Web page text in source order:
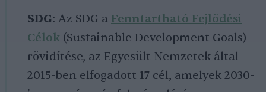
SDG: Az SDG a Fenntartható Fejlődési
Célok (Sustainable Development Goals)
rövidítése, az Egyesült Nemzetek által
2015-ben elfogadott 17 cél, amelyek 2030-